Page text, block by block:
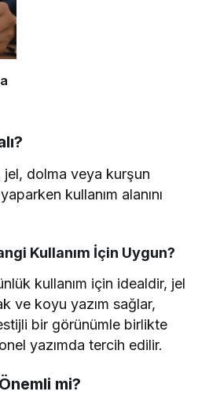
jel, dolma veya kurşun
kullanım alanını
Kullanım İçin Uygun?
kullanım için idealdir, jel
ve koyu yazım sağlar,
bir görünümle birlikte
yazımda tercih edilir.
mi?